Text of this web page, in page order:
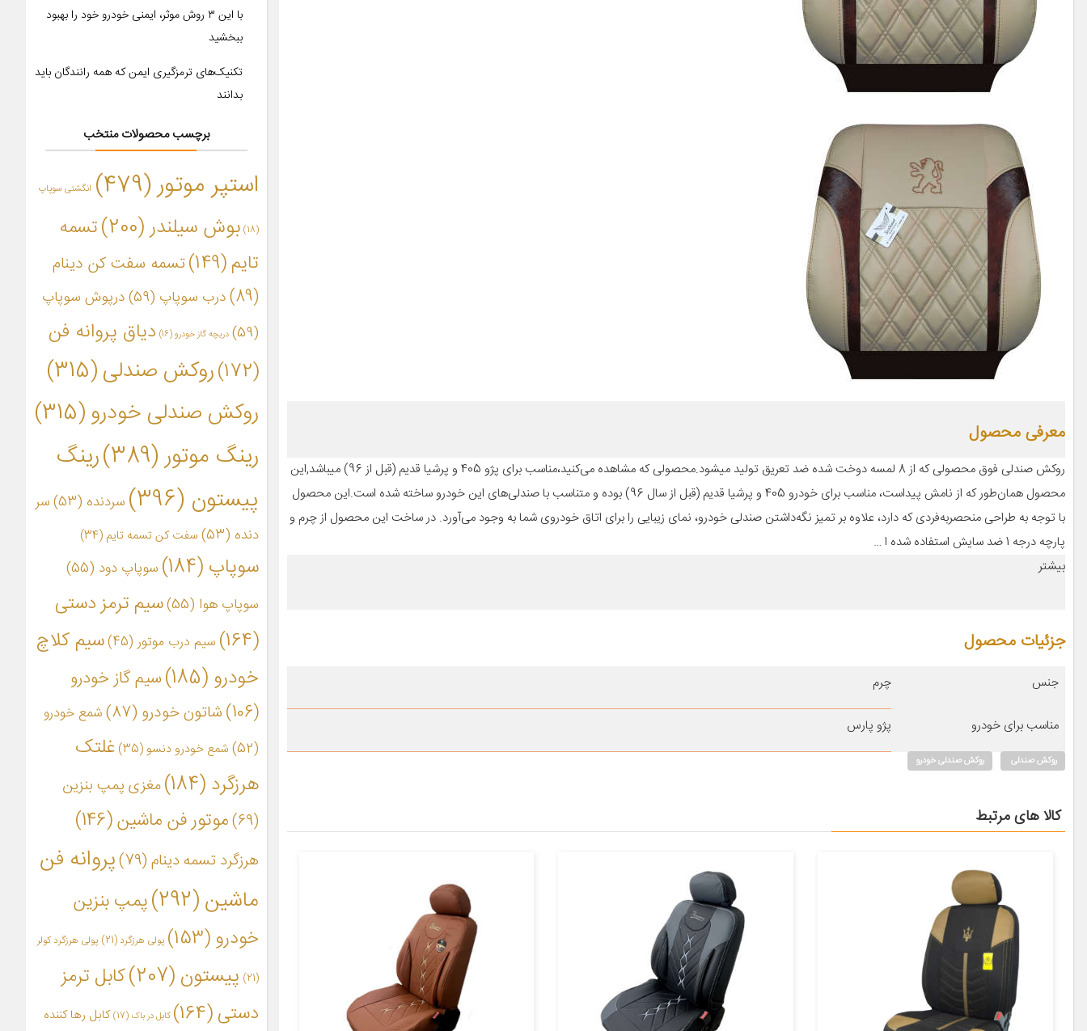
معرفی محصول
روکش صندلی فوق محصولی که از 8 لمسه دوخت شده ضد تعریق تولید میشود.محصولی که مشاهده می‌کنید،مناسب برای پژو 405 و پرشیا قدیم (قبل از 96) میباشد,این
محصول همان‌طور که از نامش پیداست، مناسب برای خودرو 405 و پرشیا قدیم (قبل از سال 96) بوده و متناسب با صندلی‌های این خودرو ساخته شده است.این محصول
با توجه به طراحی منحصربه‌فردی که دارد، علاوه بر تمیز نگه‌داشتن صندلی خودرو، نمای زیبایی را برای اتاق خودروی شما به وجود می‌آورد. در ساخت این محصول از چرم و
پارچه درجه 1 ضد سایش استفاده شده ا …
بیشتر
جزئیات محصول
جنس چرم
مناسب برای خودرو پژو پارس
روکش صندلی روکش صندلی خودرو
کالا های مرتبط
با این ۳ روش موثر، ایمنی خودرو خود را بهبود
ببخشید
تکنیک‌های ترمزگیری ایمن که همه رانندگان باید
بدانند
برچسب محصولات منتخب
استپر موتور(479) انگشتی سوپاپ
(18) بوش سیلندر (200)
تسمه
تایم(149)
تسمه سفت کن دینام
(89)
درب سوپاپ (59)
درپوش سوپاپ
(59)
دریچه گاز خودرو(16)
دیاق پروانه فن
(172)
روکش صندلی(315)
روکش صندلی خودرو(315)
رینگ موتور(389)
رینگ
پیستون (396) سردنده (53)
سر
دنده (53) سفت کن تسمه تایم (34)
سوپاپ (184) سوپاپ دود (55)
سوپاپ هوا (55)
سیم ترمز دستی
(164)
سیم درب موتور(45)
سیم کلاچ
خودرو (185)
سیم گاز خودرو
(106)
شاتون خودرو (87)
شمع خودرو
(52)
شمع خودرو دنسو (35)
غلتک
هرزگرد (184)
مغزی پمپ بنزین
(69)
موتور فن ماشین(146)
هرزگرد تسمه دینام(79)
پروانه فن
ماشین(292)
پمپ بنزین
خودرو(153) پولی هرزگرد(21) پولی هرزگرد کولر
(21) پیستون (207)
کابل ترمز
دستی(164) کابل در باک (17)
کابل رها کننده